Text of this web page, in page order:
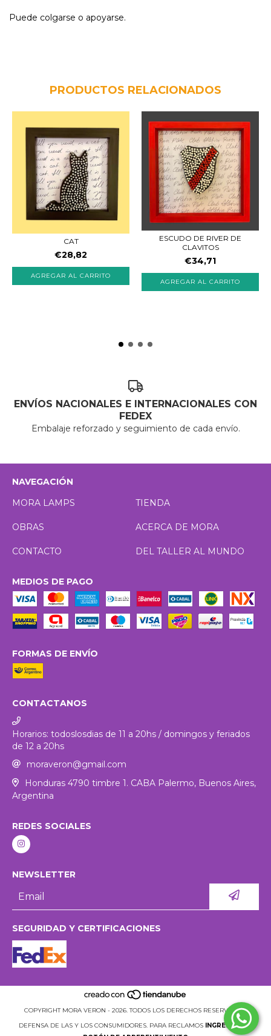
Puede colgarse o apoyarse.
PRODUCTOS RELACIONADOS
CAT
€28,82
AGREGAR AL CARRITO
ESCUDO DE RIVER DE
CLAVITOS
€34,71
ENVÍOS NACIONALES E INTERNACIONALES CON
FEDEX
Embalaje reforzado y seguimiento de cada envío.
NAVEGACIÓN
MORA LAMPS
TIENDA
OBRAS ACERCA DE MORA
CONTACTO DEL TALLER AL MUNDO
MEDIOS DE PAGO
FORMAS DE ENVÍO
CONTACTANOS
Horarios: todoslosdias de 11 a 20hs / domingos y feriados
de 12 a 20hs
moraveron@gmail.com
Honduras 4790 timbre 1. CABA Palermo, Buenos Aires,
Argentina
REDES SOCIALES
NEWSLETTER
SEGURIDAD Y CERTIFICACIONES
COPYRIGHT MORA VERON - 2026. TODOS LOS DERECHOS RESERVADOS.
DEFENSA DE LAS Y LOS CONSUMIDORES. PARA RECLAMOS
INGRESÁ ACÁ.